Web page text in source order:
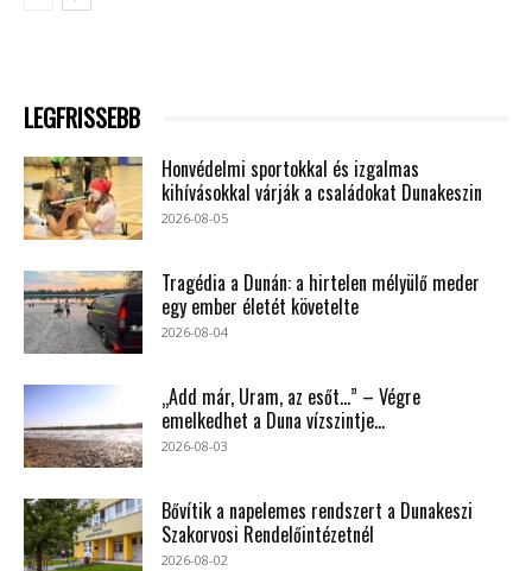
LEGFRISSEBB
Honvédelmi sportokkal és izgalmas
kihívásokkal várják a családokat Dunakeszin
2026-08-05
Tragédia a Dunán: a hirtelen mélyülő meder
egy ember életét követelte
2026-08-04
„Add már, Uram, az esőt…” – Végre
emelkedhet a Duna vízszintje...
2026-08-03
Bővítik a napelemes rendszert a Dunakeszi
Szakorvosi Rendelőintézetnél
2026-08-02